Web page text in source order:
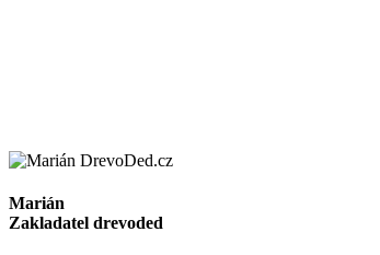
Marián
Zakladatel drevoded